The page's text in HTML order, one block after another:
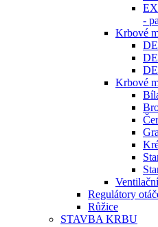
-
Krbové
Krbové
Regulátory
Růžice
STAVBA KRBU